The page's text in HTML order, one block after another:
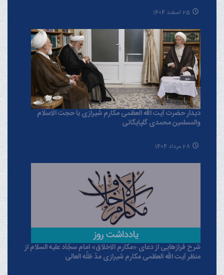
25 اسفند 1404
دیدار حضرت آیت الله العظمی مکارم شیرازی با حجت الاسلام
والمسلمین محمدی گلپایگانی
28 مرداد 1404
شرح فرازهایی از دعای «مکارم الاخلاق» امام سجّاد علیه السلام از
منظر آیت الله العظمی مکارم شیرازی مدّ ظلّه العالی